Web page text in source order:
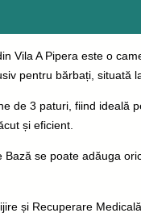
Vila A Pipera este o
pentru bărbați, situată
de 3 paturi, fiind ideală
și eficient.
Bază se poate adăuga
și Recuperare